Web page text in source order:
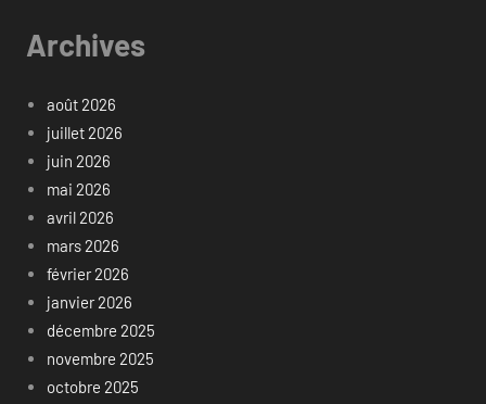
Archives
août 2026
juillet 2026
juin 2026
mai 2026
avril 2026
mars 2026
février 2026
janvier 2026
décembre 2025
novembre 2025
octobre 2025